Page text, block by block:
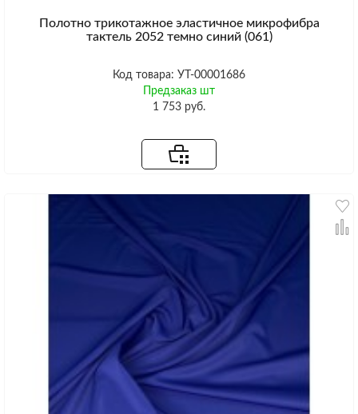
Полотно трикотажное эластичное микрофибра
тактель 2052 темно синий (061)
Код товара: УТ-00001686
Предзаказ шт
1 753 руб.